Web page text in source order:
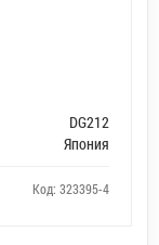
DG212
Япония
Код: 323395-4